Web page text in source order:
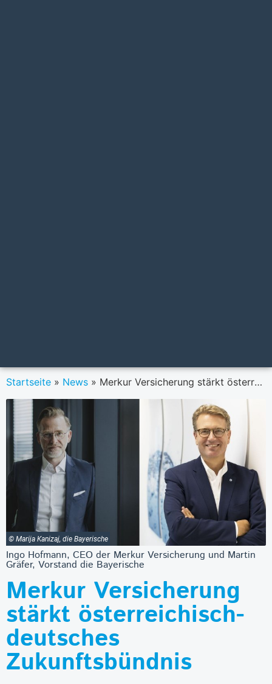
Startseite » News » Merkur Versicherung stärkt österreichisch-deutsches Zukunftsbündnis
© Marija Kanizaj, die Bayerische
Ingo Hofmann, CEO der Merkur Versicherung und Martin
Gräfer, Vorstand die Bayerische
Merkur Versicherung
stärkt österreichisch-
deutsches
Zukunftsbündnis